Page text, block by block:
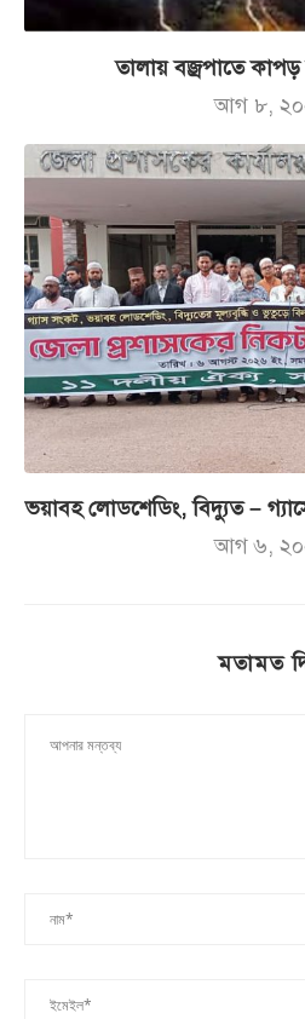
তালায় বজ্রপাতে
আগ ৮,
ভয়াবহ লোডশেডিং, বিদ্যুত –
আগ ৬,
মতামত